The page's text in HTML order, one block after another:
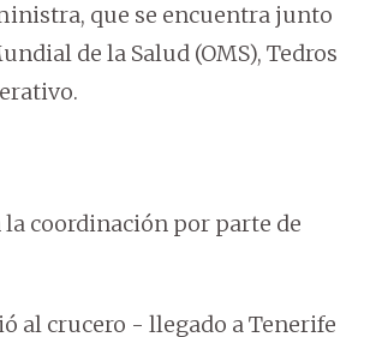
que se encuentra junto
de la Salud (OMS), Tedros
coordinación por parte de
al crucero - llegado a Tenerife